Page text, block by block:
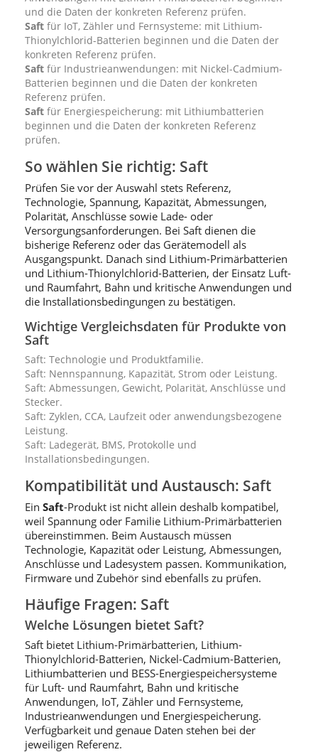
und die Daten der konkreten Referenz prüfen.
Saft für IoT, Zähler und Fernsysteme: mit Lithium-
Thionylchlorid-Batterien beginnen und die Daten der
konkreten Referenz prüfen.
Saft für Industrieanwendungen: mit Nickel-Cadmium-
Batterien beginnen und die Daten der konkreten
Referenz prüfen.
Saft für Energiespeicherung: mit Lithiumbatterien
beginnen und die Daten der konkreten Referenz
prüfen.
So wählen Sie richtig: Saft
Prüfen Sie vor der Auswahl stets Referenz,
Technologie, Spannung, Kapazität, Abmessungen,
Polarität, Anschlüsse sowie Lade- oder
Versorgungsanforderungen. Bei Saft dienen die
bisherige Referenz oder das Gerätemodell als
Ausgangspunkt. Danach sind Lithium-Primärbatterien
und Lithium-Thionylchlorid-Batterien, der Einsatz Luft-
und Raumfahrt, Bahn und kritische Anwendungen und
die Installationsbedingungen zu bestätigen.
Wichtige Vergleichsdaten für Produkte von
Saft
Saft: Technologie und Produktfamilie.
Saft: Nennspannung, Kapazität, Strom oder Leistung.
Saft: Abmessungen, Gewicht, Polarität, Anschlüsse und
Stecker.
Saft: Zyklen, CCA, Laufzeit oder anwendungsbezogene
Leistung.
Saft: Ladegerät, BMS, Protokolle und
Installationsbedingungen.
Kompatibilität und Austausch: Saft
Ein Saft-Produkt ist nicht allein deshalb kompatibel,
weil Spannung oder Familie Lithium-Primärbatterien
übereinstimmen. Beim Austausch müssen
Technologie, Kapazität oder Leistung, Abmessungen,
Anschlüsse und Ladesystem passen. Kommunikation,
Firmware und Zubehör sind ebenfalls zu prüfen.
Häufige Fragen: Saft
Welche Lösungen bietet Saft?
Saft bietet Lithium-Primärbatterien, Lithium-
Thionylchlorid-Batterien, Nickel-Cadmium-Batterien,
Lithiumbatterien und BESS-Energiespeichersysteme
für Luft- und Raumfahrt, Bahn und kritische
Anwendungen, IoT, Zähler und Fernsysteme,
Industrieanwendungen und Energiespeicherung.
Verfügbarkeit und genaue Daten stehen bei der
jeweiligen Referenz.